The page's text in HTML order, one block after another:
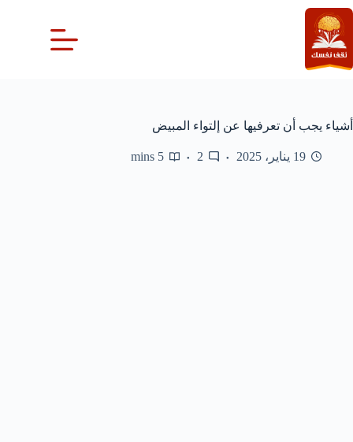
التجاوز
إلى
المحتوى
أشياء يجب أن تعرفيها عن إلتواء المبيض
19 يناير، 2025 2
5 mins